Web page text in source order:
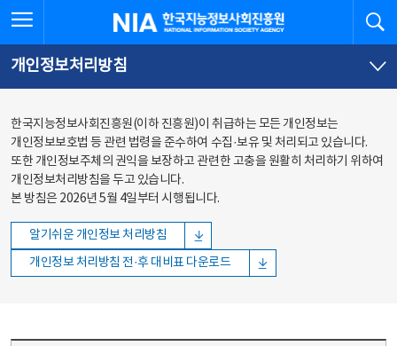
바로가기
바로가기
한국지능정보사회진흥원
개인정보처리방침
한국지능정보사회진흥원(이하 진흥원)이 취급하는 모든 개인정보는
개인정보보호법 등 관련 법령을 준수하여 수집·보유 및 처리되고 있습니다.
또한 개인정보주체의 권익을 보장하고 관련한 고충을 원활히 처리하기 위하여
개인정보처리방침을 두고 있습니다.
본 방침은 2026년 5월 4일부터 시행됩니다.
알기쉬운 개인정보 처리방침
개인정보 처리방침 전·후 대비표 다운로드